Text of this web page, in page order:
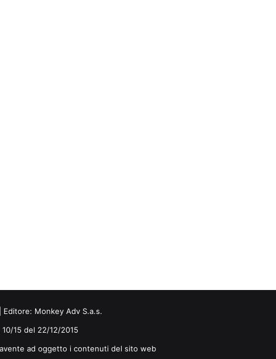
Editore: Monkey Adv S.a.s.
15 del 22/12/2015
ad oggetto i contenuti del sito web